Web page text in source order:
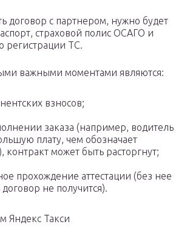
договор с партнером, нужно будет
страховой полис ОСАГО и
регистрации ТС.
важными моментами являются:
взносов;
заказа (например, водитель
плату, чем обозначает
контракт может быть расторгнут;
прохождение аттестации (без нее
не получится).
Яндекс Такси